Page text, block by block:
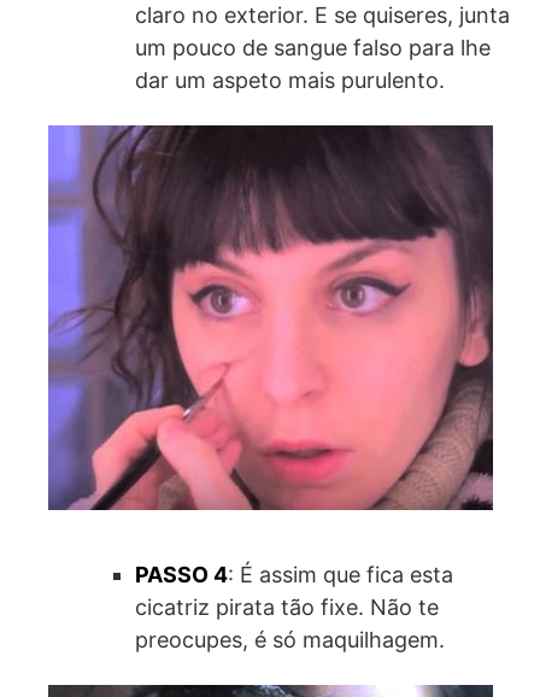
claro no exterior. E se quiseres, junta
um pouco de sangue falso para lhe
dar um aspeto mais purulento.
PASSO 4: É assim que fica esta
cicatriz pirata tão fixe. Não te
preocupes, é só maquilhagem.